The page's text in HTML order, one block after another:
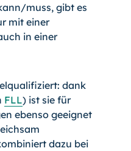
muss, gibt es
mit einer
in einer
dank
FLL) ist sie für
ebenso geeignet
dazu bei